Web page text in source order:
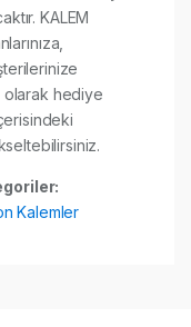
KALEM
olarak hediye
Kalemler